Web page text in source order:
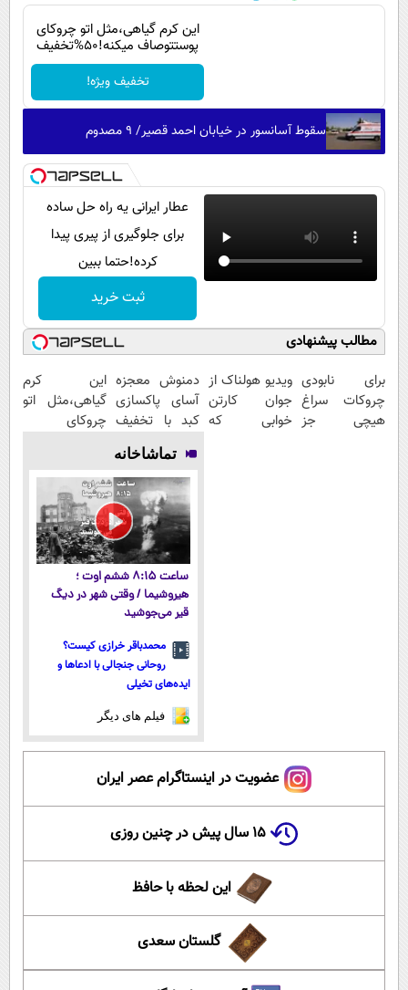
این کرم گیاهی،مثل اتو چروکای
پوستتوصاف میکنه!50%تخفیف
تخفیف ویژه!
سقوط آسانسور در خیابان احمد قصیر/ ۹ مصدوم
عطار ایرانی یه راه حل ساده
برای جلوگیری از پیری پیدا
کرده!حتما ببین
ثبت خرید
مطالب پیشنهادی
برای نابودی
چروکات سراغ
هیچی جز
ویدیو هولناک از
جوان کارتن
خوابی که
دمنوش معجزه
آسای پاکسازی
کبد با تخفیف
این کرم
گیاهی،مثل اتو
چروکای
تماشاخانه
ساعت ۸:۱۵ ششم اوت ؛
هیروشیما / وقتی شهر در دیگ
قیر می‌جوشید
محمدباقر خرازی کیست؟
روحانی جنجالی با ادعاها و
ایده‌های تخیلی
فیلم های دیگر
عضویت در اینستاگرام عصر ایران
۱۵ سال پیش در چنین روزی
این لحظه با حافظ
گلستان سعدی